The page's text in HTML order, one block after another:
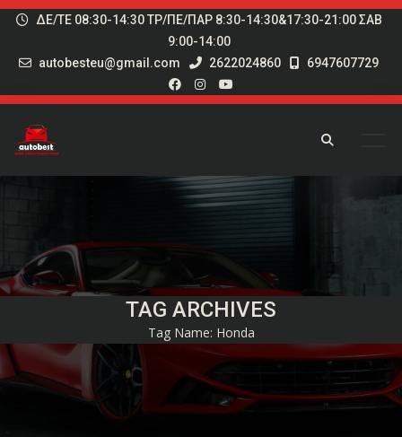
ΔΕ/ΤΕ 08:30-14:30 ΤΡ/ΠΕ/ΠΑΡ 8:30-14:30&17:30-21:00 ΣΑΒ
9:00-14:00
autobesteu@gmail.com
2622024860 6947607729
TAG ARCHIVES
Tag Name: Honda